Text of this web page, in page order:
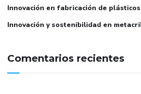
Innovación en fabricación de plásticos
Innovación y sostenibilidad en
Comentarios recientes